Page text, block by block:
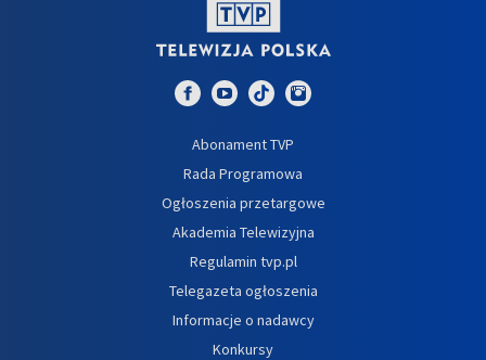
Abonament TVP
Rada Programowa
Ogłoszenia przetargowe
Akademia Telewizyjna
Regulamin tvp.pl
Telegazeta ogłoszenia
Informacje o nadawcy
Konkursy